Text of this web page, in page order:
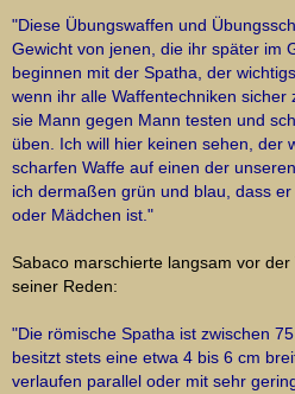
"Diese Übungswaffen und
Gewicht von jenen, die ihr später im
beginnen mit der Spatha, der
wenn ihr alle Waffentechniken
sie Mann gegen Mann testen und
üben. Ich will hier keinen sehen, der
scharfen Waffe auf einen der
ich dermaßen grün und blau, dass
oder Mädchen ist."
Sabaco marschierte langsam vor
seiner Reden:
"Die römische Spatha ist zwischen
besitzt stets eine etwa 4 bis 6 cm
verlaufen parallel oder mit sehr